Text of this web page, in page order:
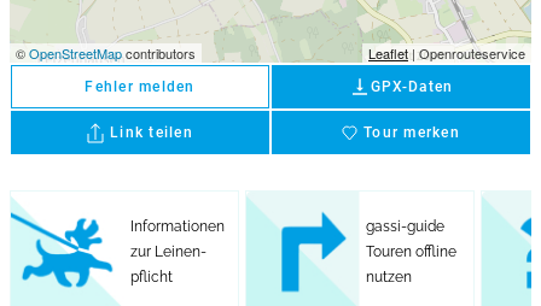
©OpenStreetMapcontributors Leaflet| Openrouteservice
Fehler melden vertical_align_bottom GPX-Daten
Link teilen favorite
Tour merken
Informationen
zur Leinen-
pflicht
gassi-guide
Touren offline
nutzen